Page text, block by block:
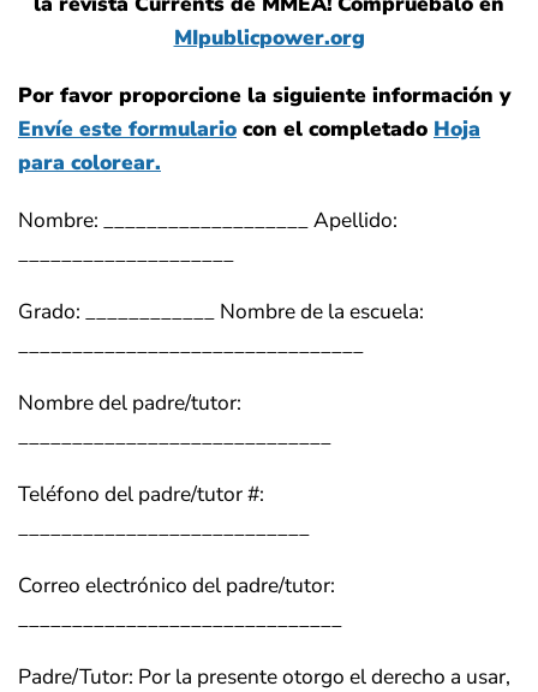
MIpublicpower.org
Por favor proporcione la siguiente información y
Envíe este formulario con el completado Hoja
para colorear.
Nombre: ___________________ Apellido:
____________________
Grado: ____________ Nombre de la escuela:
________________________________
Nombre del padre/tutor:
_____________________________
Teléfono del padre/tutor #:
___________________________
Correo electrónico del padre/tutor:
______________________________
Padre/Tutor: Por la presente otorgo el derecho a usar,